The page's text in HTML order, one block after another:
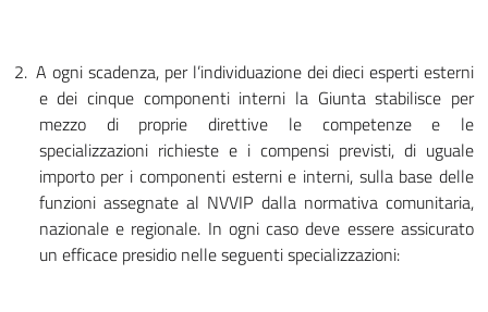
2. A ogni scadenza, per l’individuazione dei dieci esperti esterni
e dei cinque componenti interni la Giunta stabilisce per
mezzo di proprie direttive le competenze e le
specializzazioni richieste e i compensi previsti, di uguale
importo per i componenti esterni e interni, sulla base delle
funzioni assegnate al NVVIP dalla normativa comunitaria,
nazionale e regionale. In ogni caso deve essere assicurato
un efficace presidio nelle seguenti specializzazioni: